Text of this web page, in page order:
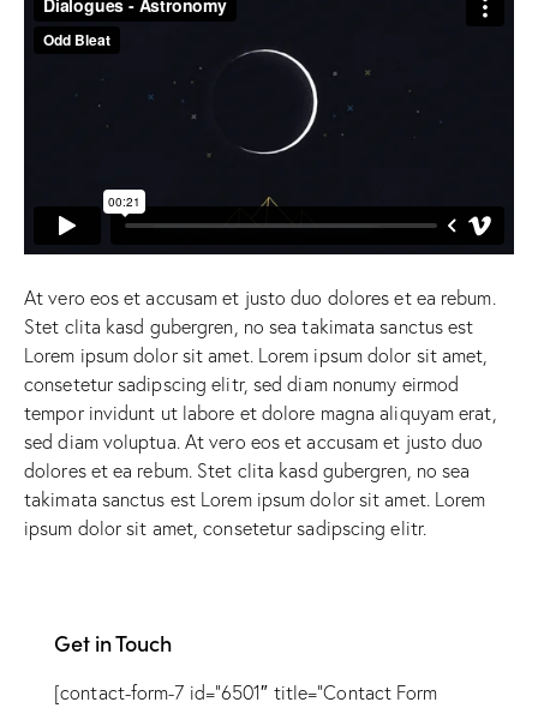
At vero eos et accusam et justo duo dolores et ea rebum.
Stet clita kasd gubergren, no sea takimata sanctus est
Lorem ipsum dolor sit amet. Lorem ipsum dolor sit amet,
consetetur sadipscing elitr, sed diam nonumy eirmod
tempor invidunt ut labore et dolore magna aliquyam erat,
sed diam voluptua. At vero eos et accusam et justo duo
dolores et ea rebum. Stet clita kasd gubergren, no sea
takimata sanctus est Lorem ipsum dolor sit amet. Lorem
ipsum dolor sit amet, consetetur sadipscing elitr.
Get in Touch
[contact-form-7 id=”6501″ title=”Contact Form